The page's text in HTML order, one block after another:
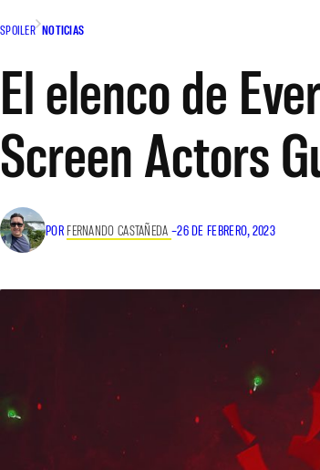
SPOILER NOTICIAS
El elenco de
Screen Actors
POR FERNANDO CASTAÑEDA –26 DE FEBRERO, 2023